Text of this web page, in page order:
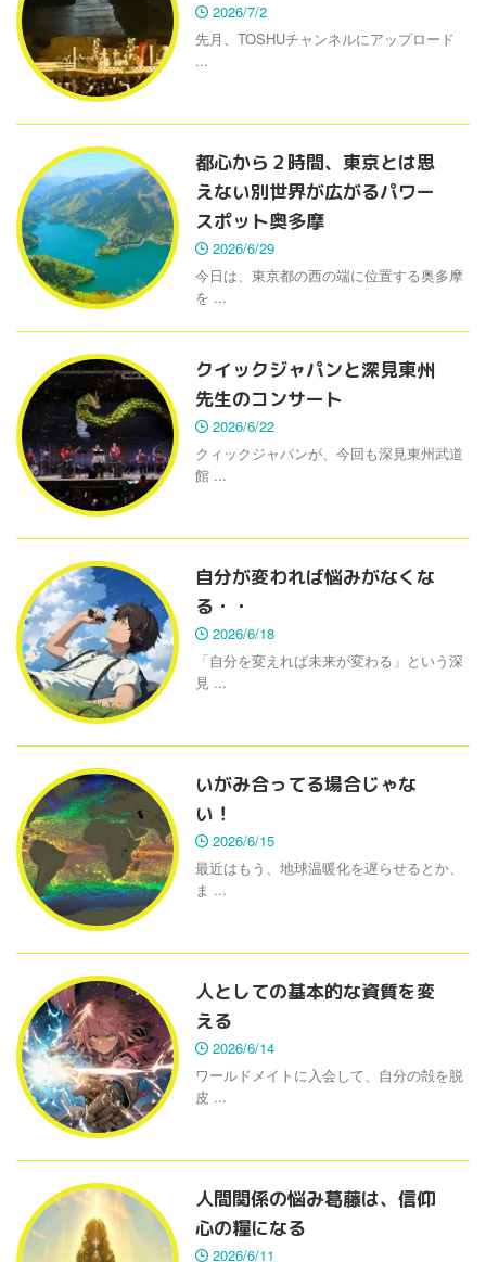
2026/7/2
先月、TOSHUチャンネルにアップロード
...
都心から２時間、東京とは思
えない別世界が広がるパワー
スポット奥多摩
2026/6/29
今日は、東京都の西の端に位置する奥多摩
を ...
クイックジャパンと深見東州
先生のコンサート
2026/6/22
クィックジャパンが、今回も深見東州武道
館 ...
自分が変われば悩みがなくな
る・・
2026/6/18
「自分を変えれば未来が変わる」という深
見 ...
いがみ合ってる場合じゃな
い！
2026/6/15
最近はもう、地球温暖化を遅らせるとか、
ま ...
人としての基本的な資質を変
える
2026/6/14
ワールドメイトに入会して、自分の殻を脱
皮 ...
人間関係の悩み葛藤は、信仰
心の糧になる
2026/6/11